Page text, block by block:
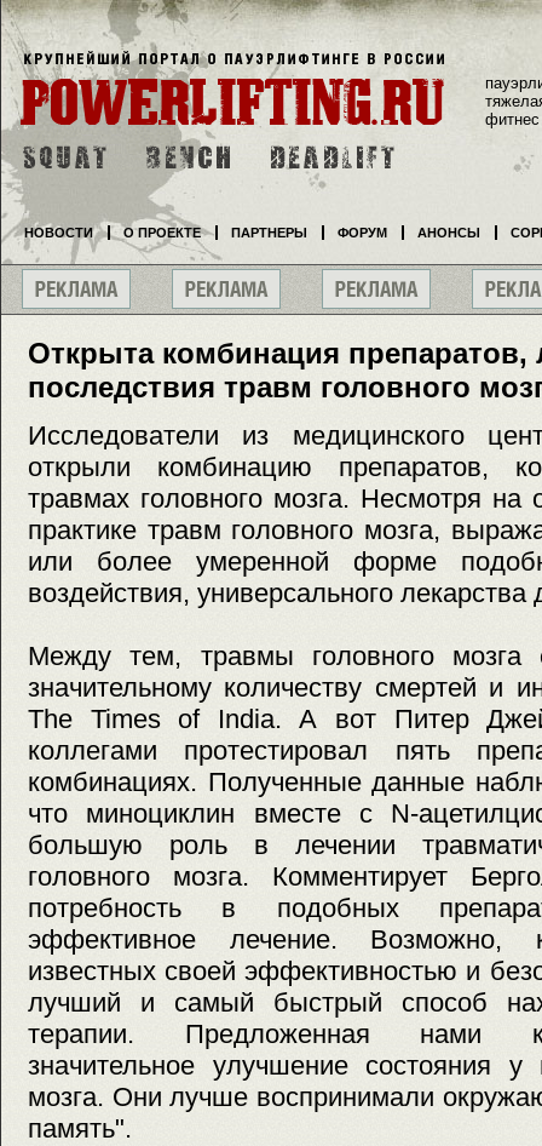
Открыта комбинация препаратов,
последствия травм головного
Исследователи из медицинского
открыли комбинацию препаратов,
травмах головного мозга. Несмотря на
практике травм головного мозга,
или более умеренной форме
воздействия, универсального лекарства
Между тем, травмы головного мозга
значительному количеству смертей и
The Times of India. А вот Питер
коллегами протестировал пять
комбинациях. Полученные данные
что миноциклин вместе с N-
большую роль в лечении
головного мозга. Комментирует
потребность в подобных
эффективное лечение. Возможно,
известных своей эффективностью и
лучший и самый быстрый способ
терапии. Предложенная нами
значительное улучшение состояния
мозга. Они лучше воспринимали
память".
фитнес
НОВОСТИ О ПРОЕКТЕ ПАРТНЕРЫ ФОРУМ АНОНСЫ